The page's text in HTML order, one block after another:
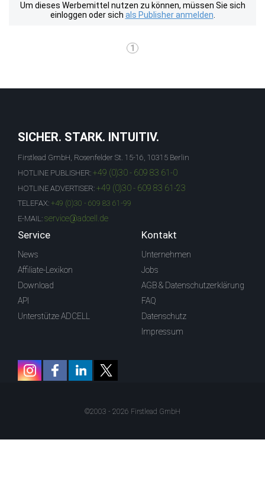
Um dieses Werbemittel nutzen zu können, müssen Sie sich
einloggen oder sich als Publisher anmelden
1
SICHER. STARK. INTUITIV.
Firstlead GmbH, Rosenfelder St. 15-16, 10315 Berlin
HOTLINE PUBLISHER: +49 (0)30 - 609 83 61-0
HOTLINE ADVERTISER: +49 (0)30 - 609 83 61-23
TELEFAX: +49 (0)30 - 609 83 61-99
E-MAIL: service@adcell.de
Service
News
Affiliate-Lexikon
Download
API
Unterstütze ADCELL
Kontakt
Unternehmen
Jobs
AGB & Datenschutzerklärung
FAQ
Datenschutz
Impressum
©2003 - 2026 Firstlead GmbH